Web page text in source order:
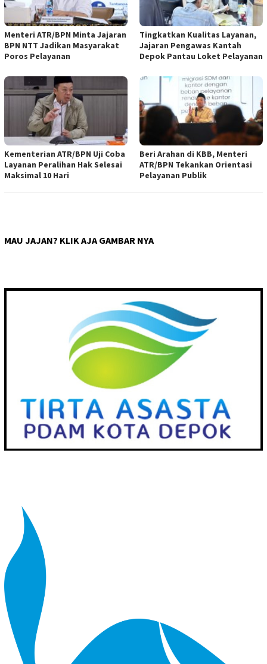
Menteri ATR/BPN Minta Jajaran
BPN NTT Jadikan Masyarakat
Poros Pelayanan
Tingkatkan Kualitas Layanan,
Jajaran Pengawas Kantah
Depok Pantau Loket Pelayanan
Kementerian ATR/BPN Uji Coba
Layanan Peralihan Hak Selesai
Maksimal 10 Hari
Beri Arahan di KBB, Menteri
ATR/BPN Tekankan Orientasi
Pelayanan Publik
MAU JAJAN? KLIK AJA GAMBAR NYA